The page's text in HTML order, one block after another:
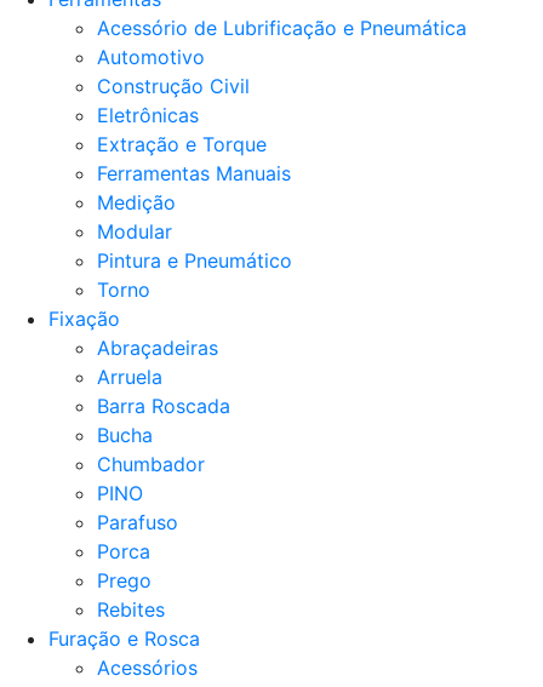
Acessório de Lubrificação e Pneumática
Automotivo
Construção Civil
Eletrônicas
Extração e Torque
Ferramentas Manuais
Medição
Modular
Pintura e Pneumático
Torno
Fixação
Abraçadeiras
Arruela
Barra Roscada
Bucha
Chumbador
PINO
Parafuso
Porca
Prego
Rebites
Furação e Rosca
Acessórios